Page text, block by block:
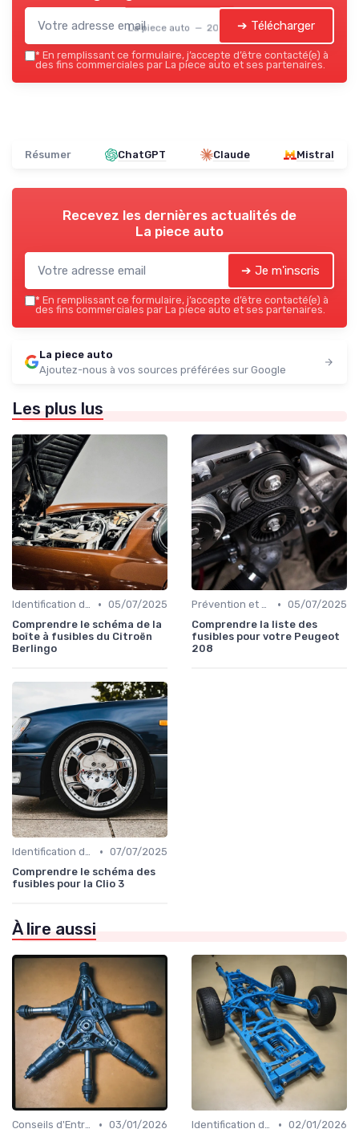
La piece auto — 2026 ➔ Télécharger
* En remplissant ce formulaire, j’accepte d’être contacté(e) à
des fins commerciales par La piece auto et ses partenaires.
Résumer ChatGPT Claude Mistral
Recevez les dernières actualités de
La piece auto
➔ Je m'inscris
* En remplissant ce formulaire, j’accepte d’être contacté(e) à
des fins commerciales par La piece auto et ses partenaires.
La piece auto
Ajoutez-nous à vos sources préférées sur Google
Les plus lus
Identification de la Pièce Nécessaire • 05/07/2025
Comprendre le schéma de la
boîte à fusibles du Citroën
Berlingo
Prévention et Diagnostic des Pannes • 05/07/2025
Comprendre la liste des
fusibles pour votre Peugeot
208
Identification de la Pièce Nécessaire • 07/07/2025
Comprendre le schéma des
fusibles pour la Clio 3
À lire aussi
Conseils d'Entretien Auto • 03/01/2026
Identification de la Pièce Nécessaire • 02/01/2026